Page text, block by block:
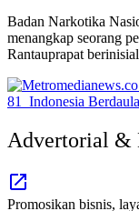
Badan Narkotika
menangkap seorang
Rantauprapat
Advertorial &
Promosikan bisnis,